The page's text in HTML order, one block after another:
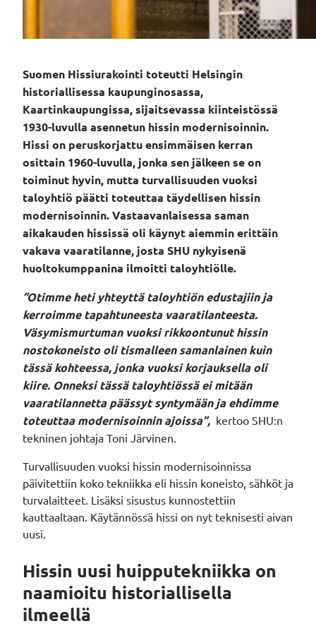
Suomen Hissiurakointi toteutti Helsingin
historiallisessa kaupunginosassa,
Kaartinkaupungissa, sijaitsevassa kiinteistössä
1930-luvulla asennetun hissin modernisoinnin.
Hissi on peruskorjattu ensimmäisen kerran
osittain 1960-luvulla, jonka sen jälkeen se on
toiminut hyvin, mutta turvallisuuden vuoksi
taloyhtiö päätti toteuttaa täydellisen hissin
modernisoinnin. Vastaavanlaisessa saman
aikakauden hississä oli käynyt aiemmin erittäin
vakava vaaratilanne, josta SHU nykyisenä
huoltokumppanina ilmoitti taloyhtiölle.
”Otimme heti yhteyttä taloyhtiön edustajiin ja
kerroimme tapahtuneesta vaaratilanteesta.
Väsymismurtuman vuoksi rikkoontunut hissin
nostokoneisto oli tismalleen samanlainen kuin
tässä kohteessa, jonka vuoksi korjauksella oli
kiire. Onneksi tässä taloyhtiössä ei mitään
vaaratilannetta päässyt syntymään ja ehdimme
toteuttaa modernisoinnin ajoissa”, kertoo SHU:n
tekninen johtaja Toni Järvinen.
Turvallisuuden vuoksi hissin modernisoinnissa
päivitettiin koko tekniikka eli hissin koneisto, sähköt ja
turvalaitteet. Lisäksi sisustus kunnostettiin
kauttaaltaan. Käytännössä hissi on nyt teknisesti aivan
uusi.
Hissin uusi huipputekniikka on
naamioitu historiallisella
ilmeellä